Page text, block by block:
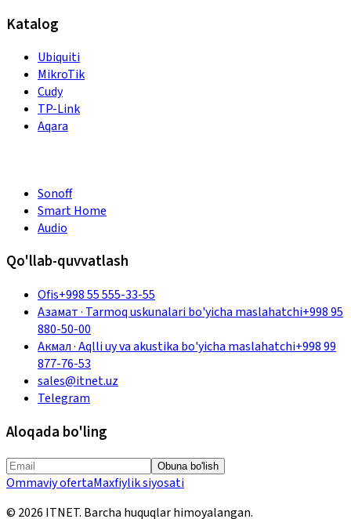
Katalog
Ubiquiti
MikroTik
Cudy
TP-Link
Aqara
Sonoff
Smart Home
Audio
Qo'llab-quvvatlash
Ofis+998 55 555-33-55
Азамат· Tarmoq uskunalari bo'yicha maslahatchi+998 95
880-50-00
Акмал·Aqlli uy va akustika bo'yicha maslahatchi+998 99
877-76-53
sales@itnet.uz
Telegram
Aloqada bo'ling
Obuna bo'lish
Ommaviy ofertaMaxfiylik siyosati
© 2026 ITNET. Barcha huquqlar himoyalangan.